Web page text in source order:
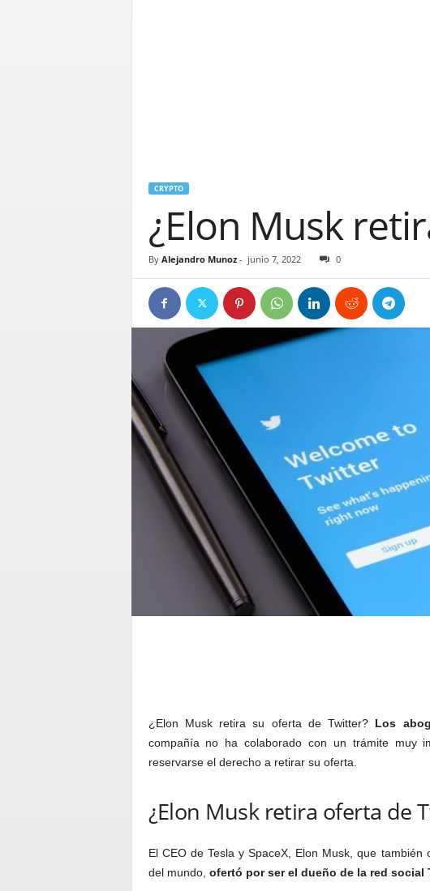
CRYPTO
¿Elon Musk
By Alejandro Munoz- junio 7, 2022 0
¿Elon Musk retira su oferta de Twitter? Los
compañía no ha colaborado con un trámite muy
reservarse el derecho a retirar su oferta.
¿Elon Musk retira oferta de
El CEO de Tesla y SpaceX, Elon Musk, que
del mundo, ofertó por ser el dueño de la red social